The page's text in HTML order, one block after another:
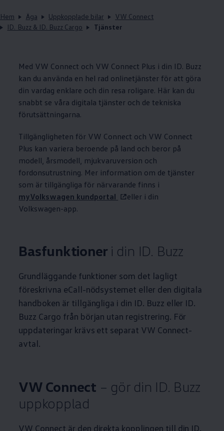
Hem Äga Uppkopplade bilar
VW Connect
ID. Buzz & ID. Buzz Cargo
Tjänster
Med VW Connect och VW Connect Plus i din ID. Buzz
kan du använda en hel rad onlinetjänster för att göra
din vardag enklare och din resa roligare. Här kan du
snabbt se våra digitala tjänster och de tekniska
förutsättningarna.
Tillgängligheten för VW Connect och VW Connect
Plus kan variera beroende på land och beror på
modell, årsmodell, mjukvaruversion och
fordonsutrustning. Mer information om de tjänster
som är tillgängliga för närvarande finns i
myVolkswagen kundportal
eller i din
Volkswagen-app.
Basfunktioner i din ID. Buzz
Grundläggande funktioner som det lagligt
föreskrivna eCall-nödsystemet eller den digitala
handboken är tillgängliga i din ID. Buzz eller ID.
Buzz Cargo från början utan registrering. För
uppdateringar krävs ett separat VW Connect-
avtal.
VW Connect – gör din ID. Buzz
uppkopplad
VW Connect är den direkta kopplingen till din ID.